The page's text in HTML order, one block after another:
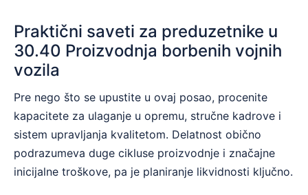
Praktični saveti za preduzetnike u
30.40 Proizvodnja borbenih vojnih
vozila
Pre nego što se upustite u ovaj posao, procenite
kapacitete za ulaganje u opremu, stručne kadrove i
sistem upravljanja kvalitetom. Delatnost obično
podrazumeva duge cikluse proizvodnje i značajne
inicijalne troškove, pa je planiranje likvidnosti ključno.